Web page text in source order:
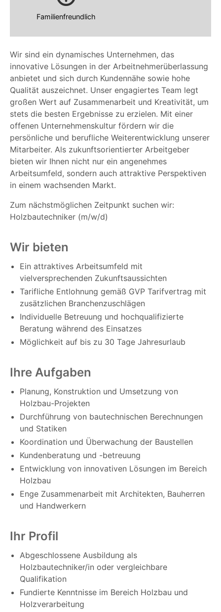
Wir sind ein dynamisches Unternehmen, das
innovative Lösungen in der Arbeitnehmerüberlassung
anbietet und sich durch Kundennähe sowie hohe
Qualität auszeichnet. Unser engagiertes Team legt
großen Wert auf Zusammenarbeit und Kreativität, um
stets die besten Ergebnisse zu erzielen. Mit einer
offenen Unternehmenskultur fördern wir die
persönliche und berufliche Weiterentwicklung unserer
Mitarbeiter. Als zukunftsorientierter Arbeitgeber
bieten wir Ihnen nicht nur ein angenehmes
Arbeitsumfeld, sondern auch attraktive Perspektiven
in einem wachsenden Markt.
Zum nächstmöglichen Zeitpunkt suchen wir:
Holzbautechniker (m/w/d)
Wir bieten
Ein attraktives Arbeitsumfeld mit
vielversprechenden Zukunftsaussichten
Tarifliche Entlohnung gemäß GVP Tarifvertrag mit
zusätzlichen Branchenzuschlägen
Individuelle Betreuung und hochqualifizierte
Beratung während des Einsatzes
Möglichkeit auf bis zu 30 Tage Jahresurlaub
Ihre Aufgaben
Planung, Konstruktion und Umsetzung von
Holzbau-Projekten
Durchführung von bautechnischen Berechnungen
und Statiken
Koordination und Überwachung der Baustellen
Kundenberatung und -betreuung
Entwicklung von innovativen Lösungen im Bereich
Holzbau
Enge Zusammenarbeit mit Architekten, Bauherren
und Handwerkern
Ihr Profil
Abgeschlossene Ausbildung als
Holzbautechniker/in oder vergleichbare
Qualifikation
Fundierte Kenntnisse im Bereich Holzbau und
Holzverarbeitung
Familienfreundlich